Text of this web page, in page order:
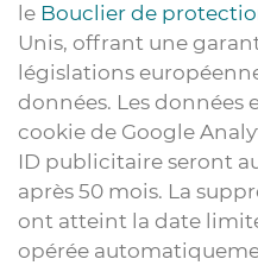
le Bouclier de
Unis, offrant une
législations
données. Les données
cookie de Google
ID publicitaire seront
après 50 mois. La
ont atteint la date
opérée